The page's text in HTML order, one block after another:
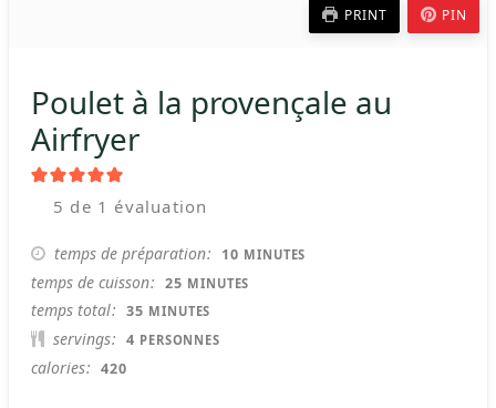
PRINT PIN
Poulet à la provençale au
Airfryer
5 de 1 évaluation
temps de préparation 10 MINUTES
MINUTES
temps de cuisson 25 MINUTES
MINUTES
temps total 35 MINUTES
MINUTES
servings 4 PERSONNES
calories 420